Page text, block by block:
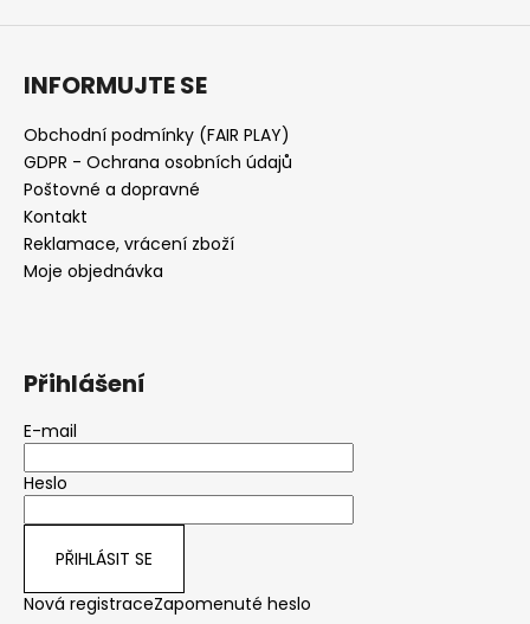
INFORMUJTE SE
Obchodní podmínky (FAIR PLAY)
GDPR - Ochrana osobních údajů
Poštovné a dopravné
Kontakt
Reklamace, vrácení zboží
Moje objednávka
Přihlášení
E-mail
Heslo
PŘIHLÁSIT SE
Nová registraceZapomenuté heslo